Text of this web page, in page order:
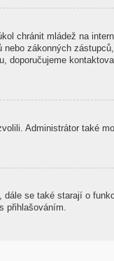
chránit mládež na
zákonných zástupců,
doporučujeme
Administrátor také
dále se také starají o
přihlašováním.